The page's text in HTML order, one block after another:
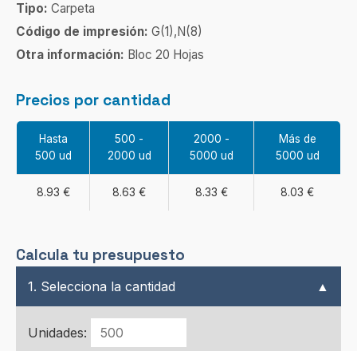
Tipo: Carpeta
Código de impresión: G(1),N(8)
Otra información: Bloc 20 Hojas
Precios por cantidad
Hasta
500 ud
500 -
2000 ud
2000 -
5000 ud
Más de
5000 ud
8.93 € 8.63 € 8.33 € 8.03 €
Calcula tu presupuesto
1. Selecciona la cantidad ▲
Unidades: